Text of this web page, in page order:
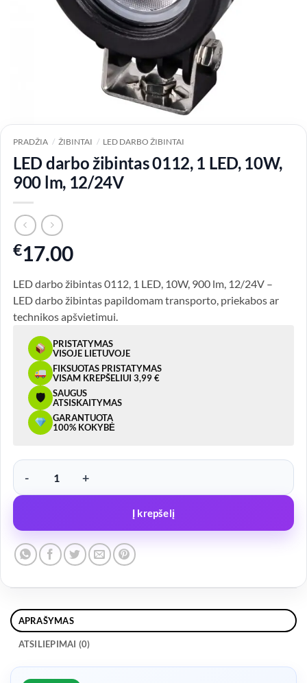
PRADŽIA / ŽIBINTAI / LED DARBO ŽIBINTAI
LED darbo žibintas 0112, 1 LED, 10W,
900 lm, 12/24V
€17.00
LED darbo žibintas 0112, 1 LED, 10W, 900 lm, 12/24V –
LED darbo žibintas papildomam transporto, priekabos ar
technikos apšvietimui.
PRISTATYMAS
VISOJE LIETUVOJE
FIKSUOTAS PRISTATYMAS
VISAM KREPŠELIUI 3,99 €
🛡
SAUGUS
ATSISKAITYMAS
GARANTUOTA
100% KOKYBĖ
produkto kiekis: LED darbo žibintas 0112, 1 LED, 10W, 900 lm, 12/
Į krepšelį
APRAŠYMAS
ATSILIEPIMAI (0)